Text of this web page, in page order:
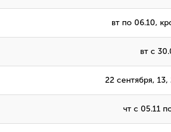
вт по 06.10,
вт с
22 сентября, 13,
чт с 05.11